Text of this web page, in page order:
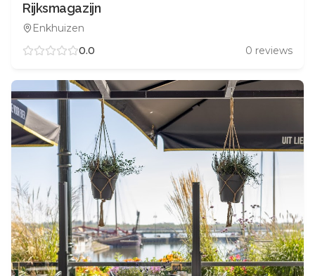
Rijksmagazijn
Enkhuizen
0.0
0 reviews